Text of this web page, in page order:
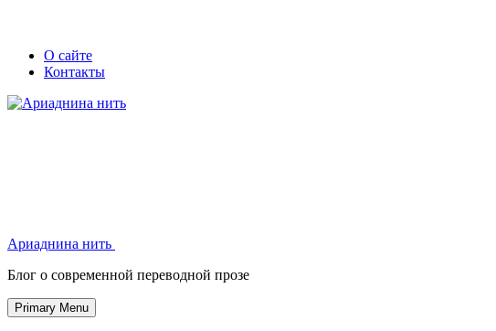
Skip
Secondary
left
navigation
Secondary
right
navigation
О сайте
Контакты
Ариаднина нить
Блог о современной переводной прозе
Primary Menu